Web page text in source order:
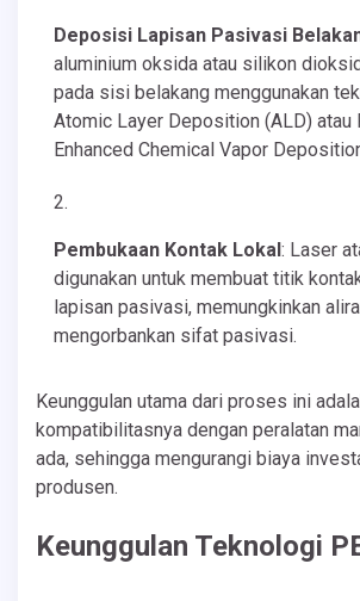
Deposisi Lapisan Pasivasi
aluminium oksida atau silikon
pada sisi belakang menggunakan
Atomic Layer Deposition (ALD) atau
Enhanced Chemical Vapor
Pembukaan Kontak Lokal: Laser
digunakan untuk membuat titik
lapisan pasivasi, memungkinkan
mengorbankan sifat pasivasi.
Keunggulan utama dari proses ini
kompatibilitasnya dengan peralatan
ada, sehingga mengurangi biaya
produsen.
Keunggulan Teknologi